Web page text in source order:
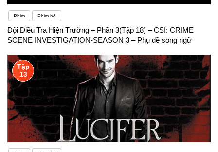
Phim Phim bộ
Đội Điều Tra Hiện Trường – Phần 3(Tập 18) – CSI: CRIME
SCENE INVESTIGATION-SEASON 3 – Phụ đề song ngữ
Tập
13